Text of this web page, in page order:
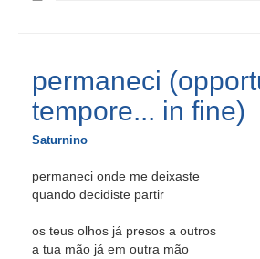
permaneci
tempore... in fine)
Saturnino
permaneci onde me deixaste
quando decidiste partir
os teus olhos já presos a outros
a tua mão já em outra mão